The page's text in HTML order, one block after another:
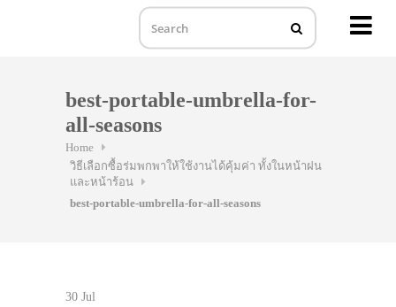
best-portable-umbrella-for-
all-seasons
Home
วิธีเลือกซื้อร่มพกพาให้ใช้งานได้คุ้มค่า ทั้งในหน้าฝน
และหน้าร้อน
best-portable-umbrella-for-all-seasons
30 Jul